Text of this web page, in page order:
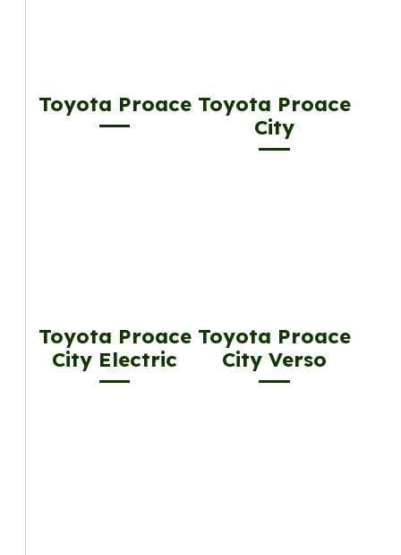
Toyota Proace Toyota Proace
City
Toyota Proace
City Electric
Toyota Proace
City Verso